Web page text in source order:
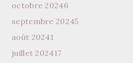
octobre 20246
septembre 20245
août 20241
juillet 202417